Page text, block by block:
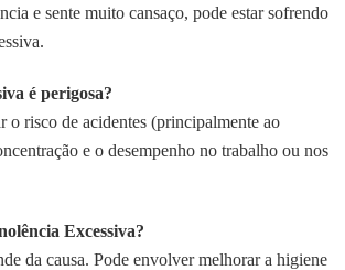
e sente muito cansaço, pode estar sofrendo
é perigosa?
o risco de acidentes (principalmente ao
e o desempenho no trabalho ou nos
Excessiva?
da causa. Pode envolver melhorar a higiene